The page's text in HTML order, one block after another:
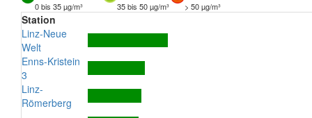
0 bis 35 µg/m³
35 bis 50 µg/m³ > 50 µg/m³
Station
Linz-Neue
Welt
Enns-Kristein
3
Linz-
Römerberg